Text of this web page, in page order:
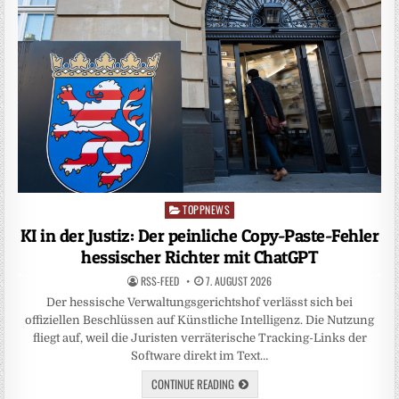
Posted
TOPPNEWS
KI in der Justiz: Der peinliche Copy-Paste-Fehler
hessischer Richter mit ChatGPT
RSS-FEED 7. AUGUST 2026
Der hessische Verwaltungsgerichtshof verlässt sich bei
offiziellen Beschlüssen auf Künstliche Intelligenz. Die Nutzung
fliegt auf, weil die Juristen verräterische Tracking-Links der
Software direkt im Text…
CONTINUE READING